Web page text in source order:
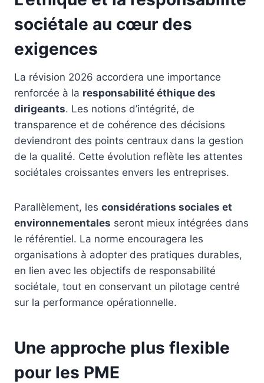
sociétale au cœur des
exigences
La révision 2026 accordera une importance
renforcée à la responsabilité éthique des
dirigeants. Les notions d’intégrité, de
transparence et de cohérence des décisions
deviendront des points centraux dans la gestion
de la qualité. Cette évolution reflète les attentes
sociétales croissantes envers les entreprises.
Parallèlement, les considérations sociales et
environnementales seront mieux intégrées dans
le référentiel. La norme encouragera les
organisations à adopter des pratiques durables,
en lien avec les objectifs de responsabilité
sociétale, tout en conservant un pilotage centré
sur la performance opérationnelle.
Une approche plus flexible
pour les PME